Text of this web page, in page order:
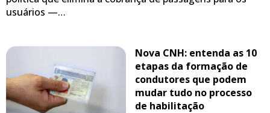
usuários —…
Nova CNH: entenda as 10
etapas da formação de
condutores que podem
mudar tudo no processo
de habilitação